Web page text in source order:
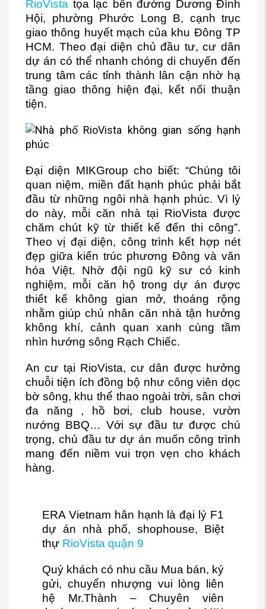
RioVista tọa lạc bên đường Dương Đình
Hội, phường Phước Long B, cạnh trục
giao thông huyết mạch của khu Đông TP
HCM. Theo đại diện chủ đầu tư, cư dân
dự án có thể nhanh chóng di chuyến đến
trung tâm các tỉnh thành lân cận nhờ hạ
tầng giao thông hiện đại, kết nối thuận
tiện.
Đại diện MIKGroup cho biết: “Chúng tôi
quan niệm, miền đất hạnh phúc phải bắt
đầu từ những ngôi nhà hạnh phúc. Vì lý
do này, mỗi căn nhà tại RioVista được
chăm chút kỹ từ thiết kế đến thi công”.
Theo vị đại diện, công trình kết hợp nét
đẹp giữa kiến trúc phương Đông và văn
hóa Việt. Nhờ đội ngũ kỹ sư có kinh
nghiệm, mỗi căn hộ trong dự án được
thiết kế không gian mở, thoáng rộng
nhằm giúp chủ nhân căn nhà tận hưởng
không khí, cảnh quan xanh cùng tầm
nhìn hướng sông Rạch Chiếc.
An cư tại RioVista, cư dân được hưởng
chuỗi tiện ích đồng bộ như công viên dọc
bờ sông, khu thể thao ngoài trời, sân chơi
đa năng , hồ bơi, club house, vườn
nướng BBQ… Với sự đầu tư được chú
trọng, chủ đầu tư dự án muốn công trình
mang đến niềm vui trọn vẹn cho khách
hàng.
ERA Vietnam hân hạnh là đại lý F1
dự án nhà phố, shophouse, Biệt
thự RioVista quận 9
Quý khách có nhu cầu Mua bán, ký
gửi, chuyển nhượng vui lòng liên
hệ Mr.Thành – Chuyên viên